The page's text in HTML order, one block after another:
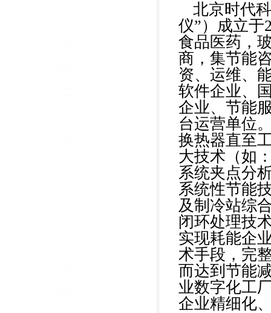
北京时代
仪”）成立于
食品医药，
商，集节能
资、运维、
软件企业、
企业、节能
台运营单位
换热器直至
大技术（如
系统夹点分
系统性节能
及制冷站综
闭环处理技
实现耗能企
术手段，完
而达到节能
业数字化工
企业精细化